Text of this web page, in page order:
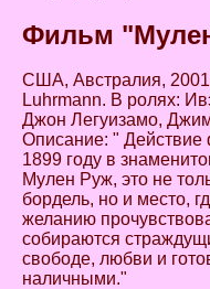
Фильм
США, Австралия,
Luhrmann. В ролях:
Джон Легуизамо,
Описание: " Действие
1899 году в
Мулен Руж, это не
бордель, но и место,
желанию
собираются
свободе, любви и
наличными."